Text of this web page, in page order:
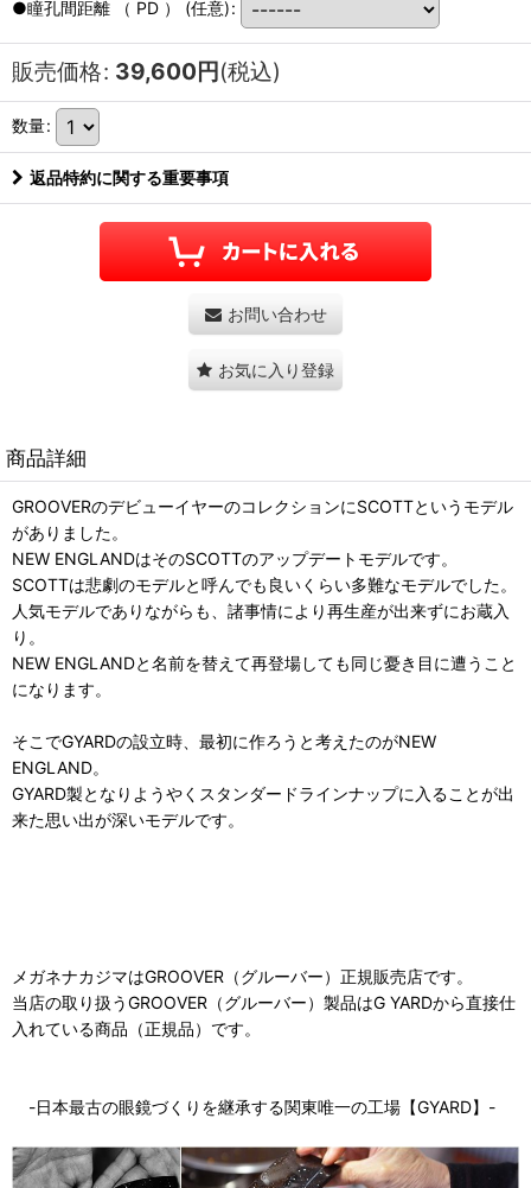
●瞳孔間距離 （ PD ） (任意):
販売価格: 39,600 円 (税込)
数量:
返品特約に関する重要事項
お問い合わせ
お気に入り登録
商品詳細
GROOVERのデビューイヤーのコレクションにSCOTTというモデル
がありました。
NEW ENGLANDはそのSCOTTのアップデートモデルです。
SCOTTは悲劇のモデルと呼んでも良いくらい多難なモデルでした。
人気モデルでありながらも、諸事情により再生産が出来ずにお蔵入
り。
NEW ENGLANDと名前を替えて再登場しても同じ憂き目に遭うこと
になります。
そこでGYARDの設立時、最初に作ろうと考えたのがNEW
ENGLAND。
GYARD製となりようやくスタンダードラインナップに入ることが出
来た思い出が深いモデルです。
メガネナカジマはGROOVER（グルーバー）正規販売店です。
当店の取り扱うGROOVER（グルーバー）製品はG YARDから直接仕
入れている商品（正規品）です。
-日本最古の眼鏡づくりを継承する関東唯一の工場【GYARD】-